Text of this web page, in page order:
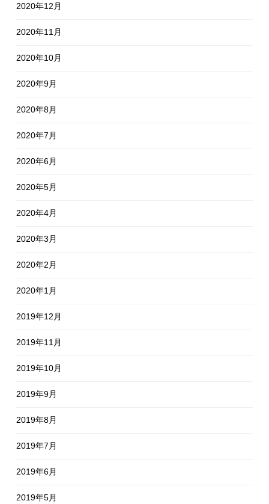
2020年12月
2020年11月
2020年10月
2020年9月
2020年8月
2020年7月
2020年6月
2020年5月
2020年4月
2020年3月
2020年2月
2020年1月
2019年12月
2019年11月
2019年10月
2019年9月
2019年8月
2019年7月
2019年6月
2019年5月